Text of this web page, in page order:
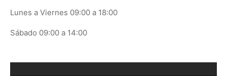
Lunes a Viernes 09:00 a 18:00
Sábado 09:00 a 14:00